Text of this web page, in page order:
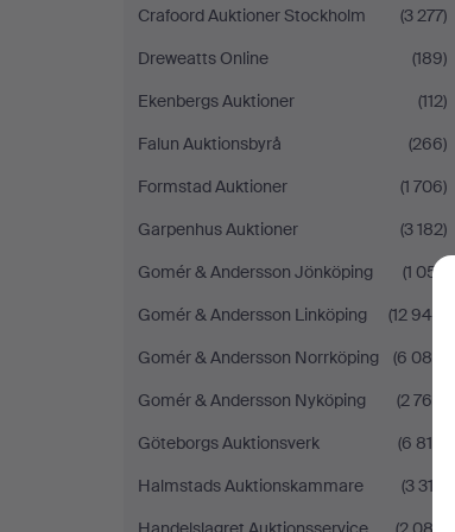
Crafoord Auktioner Stockholm
(3 277)
Dreweatts Online
(189)
Ekenbergs Auktioner
(112)
Falun Auktionsbyrå
(266)
Formstad Auktioner
(1 706)
Garpenhus Auktioner
(3 182)
Gomér & Andersson Jönköping
(1 051)
Gomér & Andersson Linköping
(12 945)
Gomér & Andersson Norrköping
(6 086)
Gomér & Andersson Nyköping
(2 766)
Göteborgs Auktionsverk
(6 819)
Halmstads Auktionskammare
(3 312)